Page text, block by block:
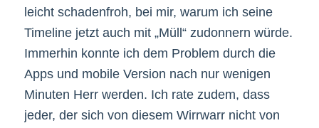
leicht schadenfroh, bei mir, warum ich seine
Timeline jetzt auch mit „Müll“ zudonnern würde.
Immerhin konnte ich dem Problem durch die
Apps und mobile Version nach nur wenigen
Minuten Herr werden. Ich rate zudem, dass
jeder, der sich von diesem Wirrwarr nicht von